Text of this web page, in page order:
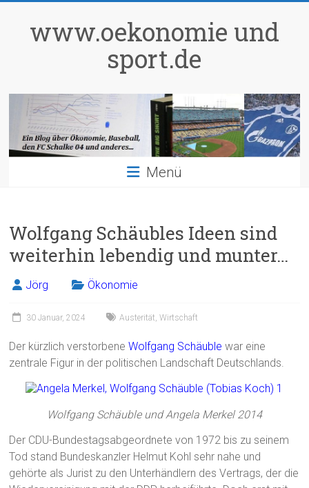
springenwww.oekonomie und
sport.de
Menü
Wolfgang Schäubles Ideen sind
weiterhin lebendig und munter…
Jörg Ökonomie
30 Januar, 2024 Austerität,Wirtschaft
Der kürzlich verstorbeneWolfgang Schäuble war eine
zentrale Figur in der politischen Landschaft Deutschlands.
Wolfgang Schäuble und Angela Merkel 2014
Der CDU-Bundestagsabgeordnete von 1972 bis zu seinem
Tod stand Bundeskanzler Helmut Kohl sehr nahe und
gehörte als Jurist zu den Unterhändlern des Vertrags, der die